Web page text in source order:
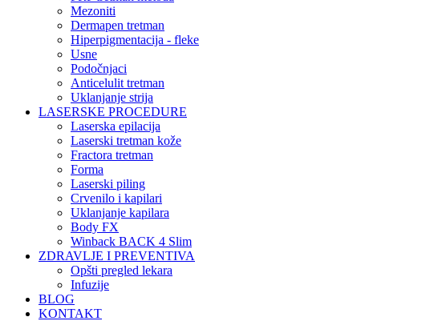
Mezoniti
Dermapen tretman
Hiperpigmentacija - fleke
Usne
Podočnjaci
Anticelulit tretman
Uklanjanje strija
LASERSKE PROCEDURE
Laserska epilacija
Laserski tretman kože
Fractora tretman
Forma
Laserski piling
Crvenilo i kapilari
Uklanjanje kapilara
Body FX
Winback BACK 4 Slim
ZDRAVLJE I PREVENTIVA
Opšti pregled lekara
Infuzije
BLOG
KONTAKT